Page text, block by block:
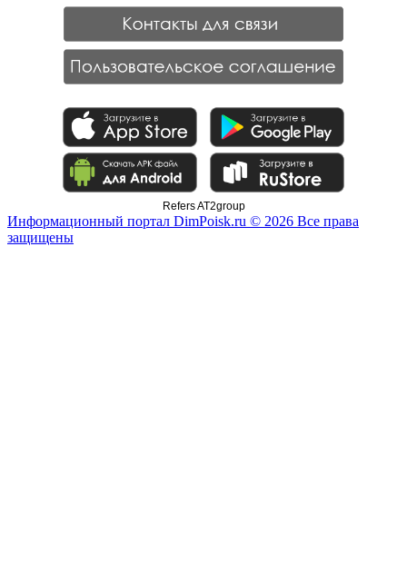
Refers AT2group
Информационный портал DimPoisk.ru © 2026 Все права
защищены